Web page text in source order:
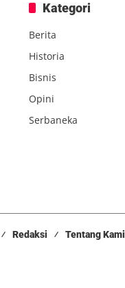
Kategori
Berita
Historia
Bisnis
Opini
Serbaneka
Redaksi Tentang Kami